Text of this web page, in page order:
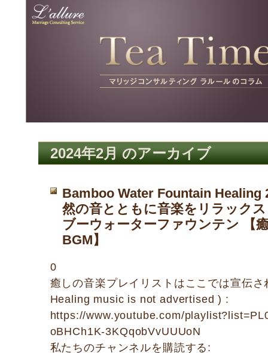
マリッジコンサ
ルティングサー
ビス ラルール
ラルールコラム Tea Time
マリッジコンサルティング ラルール のコラム
2024年2月 のアーカイブ
Bamboo Water Fountain Healing
然の音とともに音楽をリラック
ブーウォーターファウンテン 【
BGM】
0
癒しの音楽プレイリストはここでは宣伝
Healing music is not advertised ) :
https://www.youtube.com/
oBHCh1K-3KQqobVvUUUoN
私たちのチャンネルを購読する: